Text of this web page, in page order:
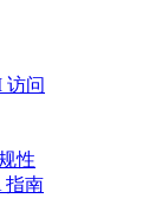
访问
性
指南